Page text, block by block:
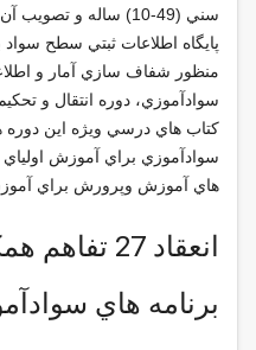
سني (49-10) ساله و
منظور شفاف سازي آمار و
سوادآموزي، دوره انتقال و
كتاب هاي درسي ويژه اين
سوادآموزي براي آموزش
هاي آموزش وپرورش براي
انعقاد 27
برنامه هاي